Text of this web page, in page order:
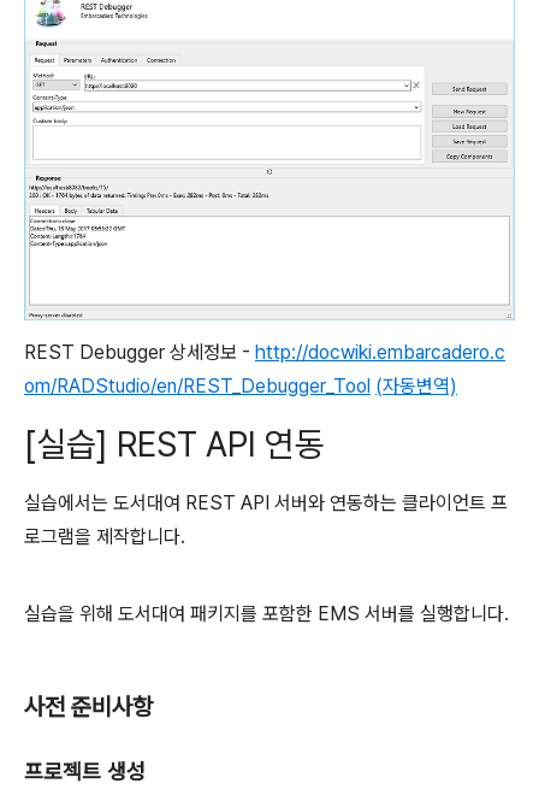
REST Debugger 상세정보 - http://docwiki.embarcadero.c
om/RADStudio/en/REST_Debugger_Tool (자동변역)
[실습] REST API 연동
실습에서는 도서대여 REST API 서버와 연동하는 클라이언트 프
로그램을 제작합니다.
실습을 위해 도서대여 패키지를 포함한 EMS 서버를 실행합니다.
사전 준비사항
프로젝트 생성